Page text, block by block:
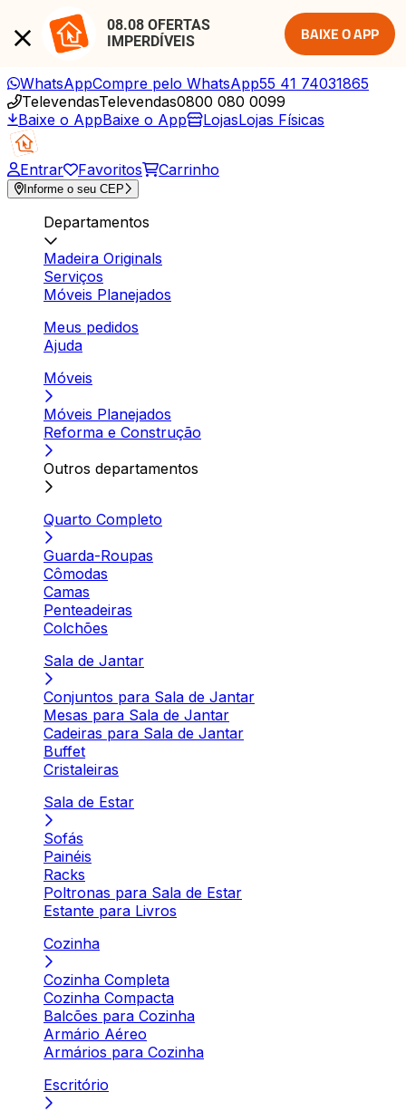
08.08 OFERTAS
IMPERDÍVEIS
BAIXE O APP
WhatsAppCompre pelo WhatsApp55 41 74031865
TelevendasTelevendas0800 080 0099
Baixe o AppBaixe o App LojasLojas Físicas
Entrar Favoritos Carrinho
Informe o seu CEP
Departamentos
Madeira Originals
Serviços
Móveis Planejados
Meus pedidos
Ajuda
Móveis
Móveis Planejados
Reforma e Construção
Outros departamentos
Quarto Completo
Guarda-Roupas
Cômodas
Camas
Penteadeiras
Colchões
Sala de Jantar
Conjuntos para Sala de Jantar
Mesas para Sala de Jantar
Cadeiras para Sala de Jantar
Buffet
Cristaleiras
Sala de Estar
Sofás
Painéis
Racks
Poltronas para Sala de Estar
Estante para Livros
Cozinha
Cozinha Completa
Cozinha Compacta
Balcões para Cozinha
Armário Aéreo
Armários para Cozinha
Escritório